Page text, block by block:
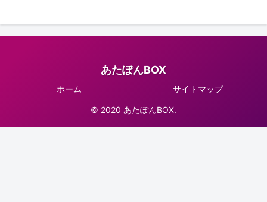
あたぽんBOX
ホーム サイトマップ
© 2020 あたぽんBOX.